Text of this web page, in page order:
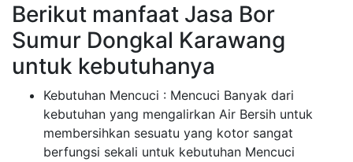
Berikut manfaat Jasa Bor
Sumur Dongkal Karawang
untuk kebutuhanya
Kebutuhan Mencuci : Mencuci Banyak dari
kebutuhan yang mengalirkan Air Bersih untuk
membersihkan sesuatu yang kotor sangat
berfungsi sekali untuk kebutuhan Mencuci